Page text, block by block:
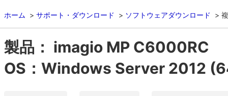
ホーム サポート・ダウンロード ソフトウェアダウンロード
製品： imagio MP C6000RC
OS：Windows Server 2012